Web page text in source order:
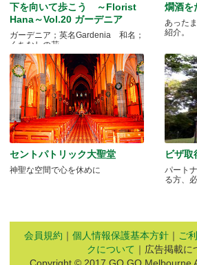
下を向いて歩こう ～Florist
Hana～Vol.20 ガーデニア
ガーデニア；英名Gardenia 和名；
くちなしの花 .....
燗酒を
あった
紹介。
セントパトリック大聖堂
神聖な空間で心を休めに
ビザ取
パート
る方、
会員規約 ｜ 個人情報保護基本方針 ｜ ご
クについて ｜広告掲載に